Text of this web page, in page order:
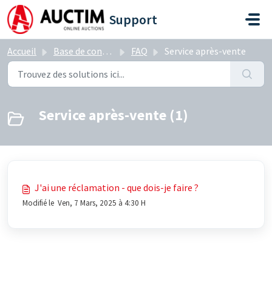
Passer au contenu principal
Support
Accueil Base de connaissances FAQ Service après-vente
Service après-vente (1)
J'ai une réclamation - que dois-je faire ?
Modifié le Ven, 7 Mars, 2025 à 4:30 H